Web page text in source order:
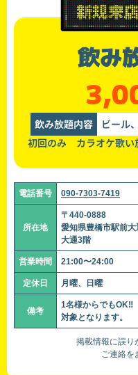
飲み
飲み放題内容
ビール
初回のみ カラオケ歌い
電話番号 090-7303-7419
所在地
〒440-0888
愛知県豊橋市駅前
大通3階
営業時間 21:00〜24:00
定休日 月曜、日曜
備考
1名様からで
対象となります。
掲載情報に誤り
ご連絡を